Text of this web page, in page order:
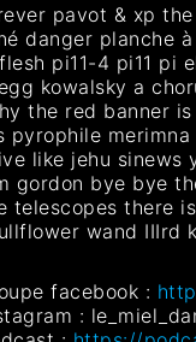
pavot & xp
danger planche
pi11-4 pi11 pi
kowalsky a
the red banner
pyrophile
like jehu sinews
gordon bye bye
telescopes there
wand IIIrd
facebook :
: